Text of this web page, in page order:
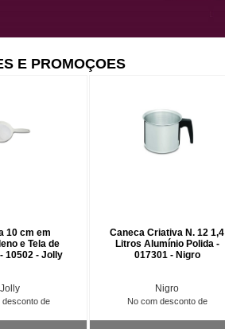
E PROMOÇOES
10 cm em
e Tela de
10502 - Jolly
Jolly
desconto de
Caneca Criativa N. 12 1,4
Litros Alumínio Polida -
017301 - Nigro
Nigro
No com desconto de